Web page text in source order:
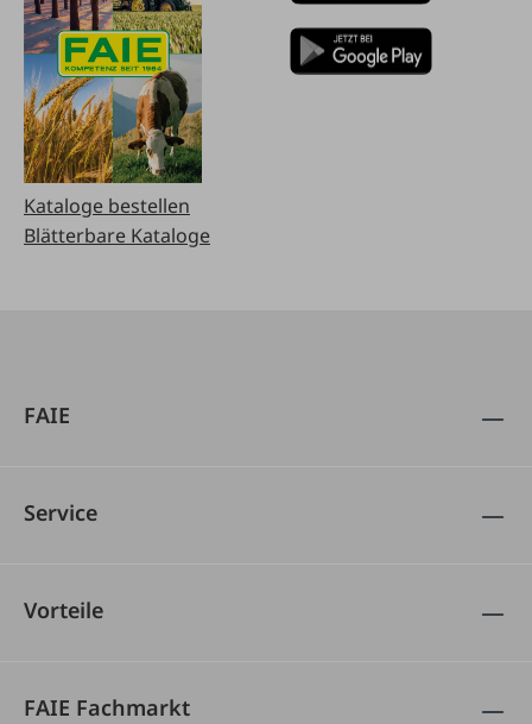
Kataloge bestellen
Blätterbare Kataloge
FAIE
Service
Vorteile
FAIE Fachmarkt